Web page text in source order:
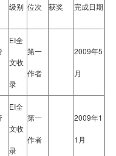
级别 位次 获奖 完成日期
EI全
文收
录
第一
作者
2009年5
月
EI全
文收
录
第一
作者
2009年1
1月